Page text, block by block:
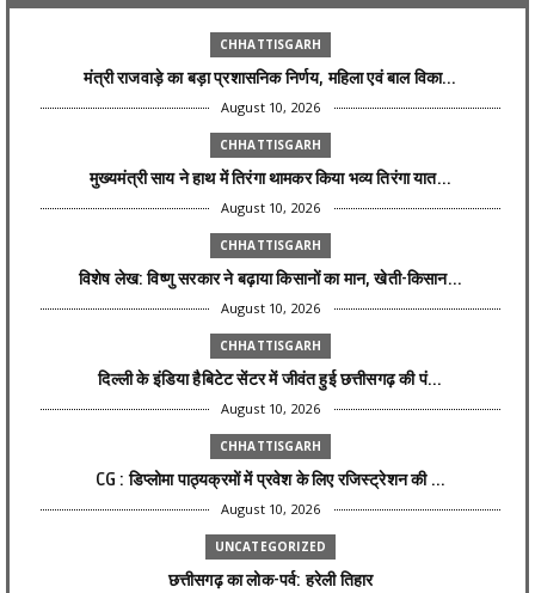
CHHATTISGARH
मंत्री राजवाड़े का बड़ा प्रशासनिक निर्णय, महिला एवं बाल विका...
August 10, 2026
CHHATTISGARH
मुख्यमंत्री साय ने हाथ में तिरंगा थामकर किया भव्य तिरंगा यात...
August 10, 2026
CHHATTISGARH
विशेष लेख: विष्णु सरकार ने बढ़ाया किसानों का मान, खेती-किसान...
August 10, 2026
CHHATTISGARH
दिल्ली के इंडिया हैबिटेट सेंटर में जीवंत हुई छत्तीसगढ़ की पं...
August 10, 2026
CHHATTISGARH
CG : डिप्लोमा पाठ्यक्रमों में प्रवेश के लिए रजिस्ट्रेशन की ...
August 10, 2026
UNCATEGORIZED
छत्तीसगढ़ का लोक-पर्व: हरेली तिहार